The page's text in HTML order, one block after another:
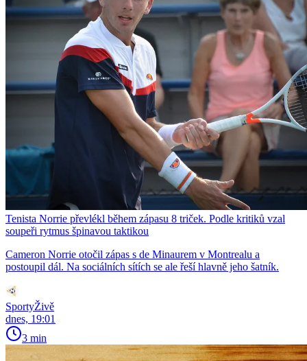
Tenista Norrie převlékl během zápasu 8 triček. Podle kritiků vzal
soupeři rytmus špinavou taktikou
Cameron Norrie otočil zápas s de Minaurem v Montrealu a
postoupil dál. Na sociálních sítích se ale řeší hlavně jeho šatník.
SportyŽivě
dnes, 19:01
3 min